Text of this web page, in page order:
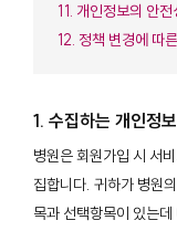
11. 개인정보의 안
12. 정책 변경에 따
1. 수집하는 개인정
병원은 회원가입 시 서
집합니다. 귀하가 병원
목과 선택항목이 있는